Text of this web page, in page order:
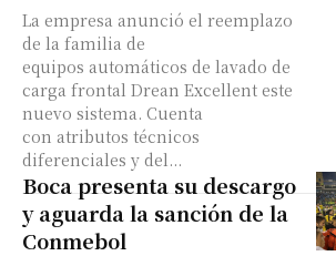
La empresa anunció el reemplazo
de la familia de
equipos automáticos de lavado de
carga frontal Drean Excellent este
nuevo sistema. Cuenta
con atributos técnicos
diferenciales y del...
Boca presenta su descargo
y aguarda la sanción de la
Conmebol